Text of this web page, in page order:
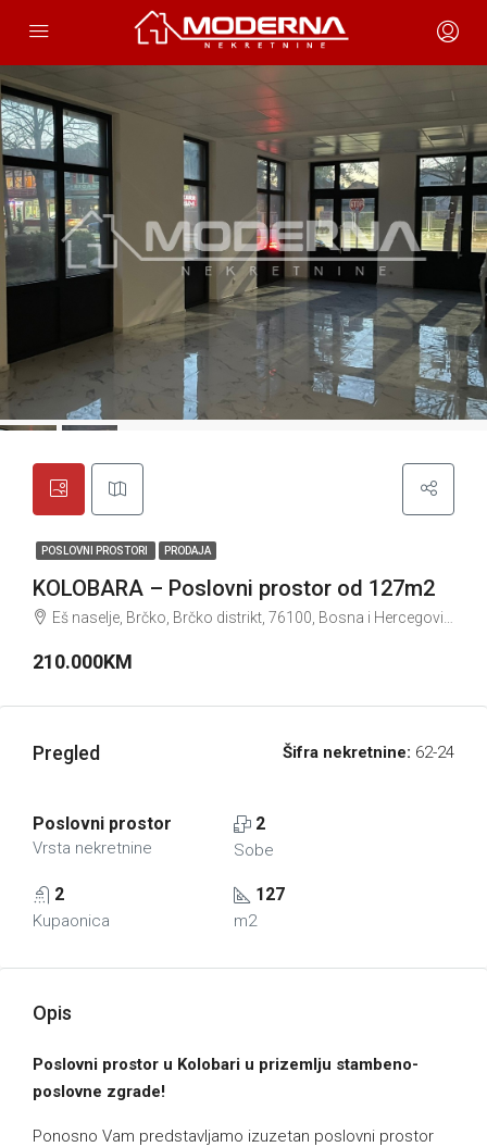
POSLOVNI PROSTORI PRODAJA
KOLOBARA – Poslovni prostor od 127m2
Eš naselje, Brčko, Brčko distrikt, 76100, Bosna i Hercegovina
210.000KM
Pregled Šifra nekretnine: 62-24
Poslovni prostor
Vrsta nekretnine
2
Sobe
2
Kupaonica
127
m2
Opis
Poslovni prostor u Kolobari u prizemlju stambeno-
poslovne zgrade!
Ponosno Vam predstavljamo izuzetan poslovni prostor